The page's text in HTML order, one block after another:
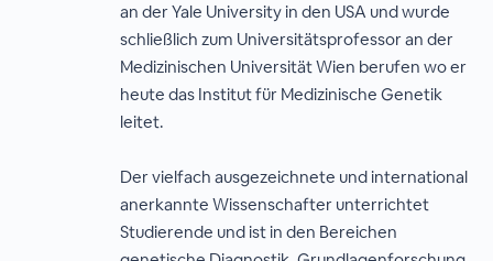
an der Yale University in den USA und wurde
schließlich zum Universitätsprofessor an der
Medizinischen Universität Wien berufen wo er
heute das Institut für Medizinische Genetik
leitet.
Der vielfach ausgezeichnete und international
anerkannte Wissenschafter unterrichtet
Studierende und ist in den Bereichen